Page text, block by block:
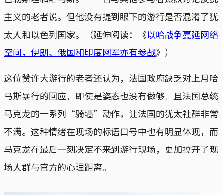
主义的老者说。但他没有提到眼下的游行是否混淆了犹
太人和以色列国家。（延伸阅读：《以哈战争蔓延网络
空间，伊朗、俄国和印度网军亦有参战》）
这位赞许大游行的老者还认为，法国政府缺乏对上月哈
马斯暴行的回应，即使是姿态也没有做够，且法国总统
马克龙的一系列“骑墙”动作，让法国的犹太社群非常
不满。这种情绪在现场的标语口号中也有明显体现，而
马克龙在最后一刻决定不来到游行现场，更加拉开了现
场人群与官方的心理距离。